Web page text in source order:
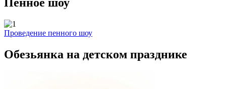
Проведение пенного шоу
Обезьянка на детском празднике